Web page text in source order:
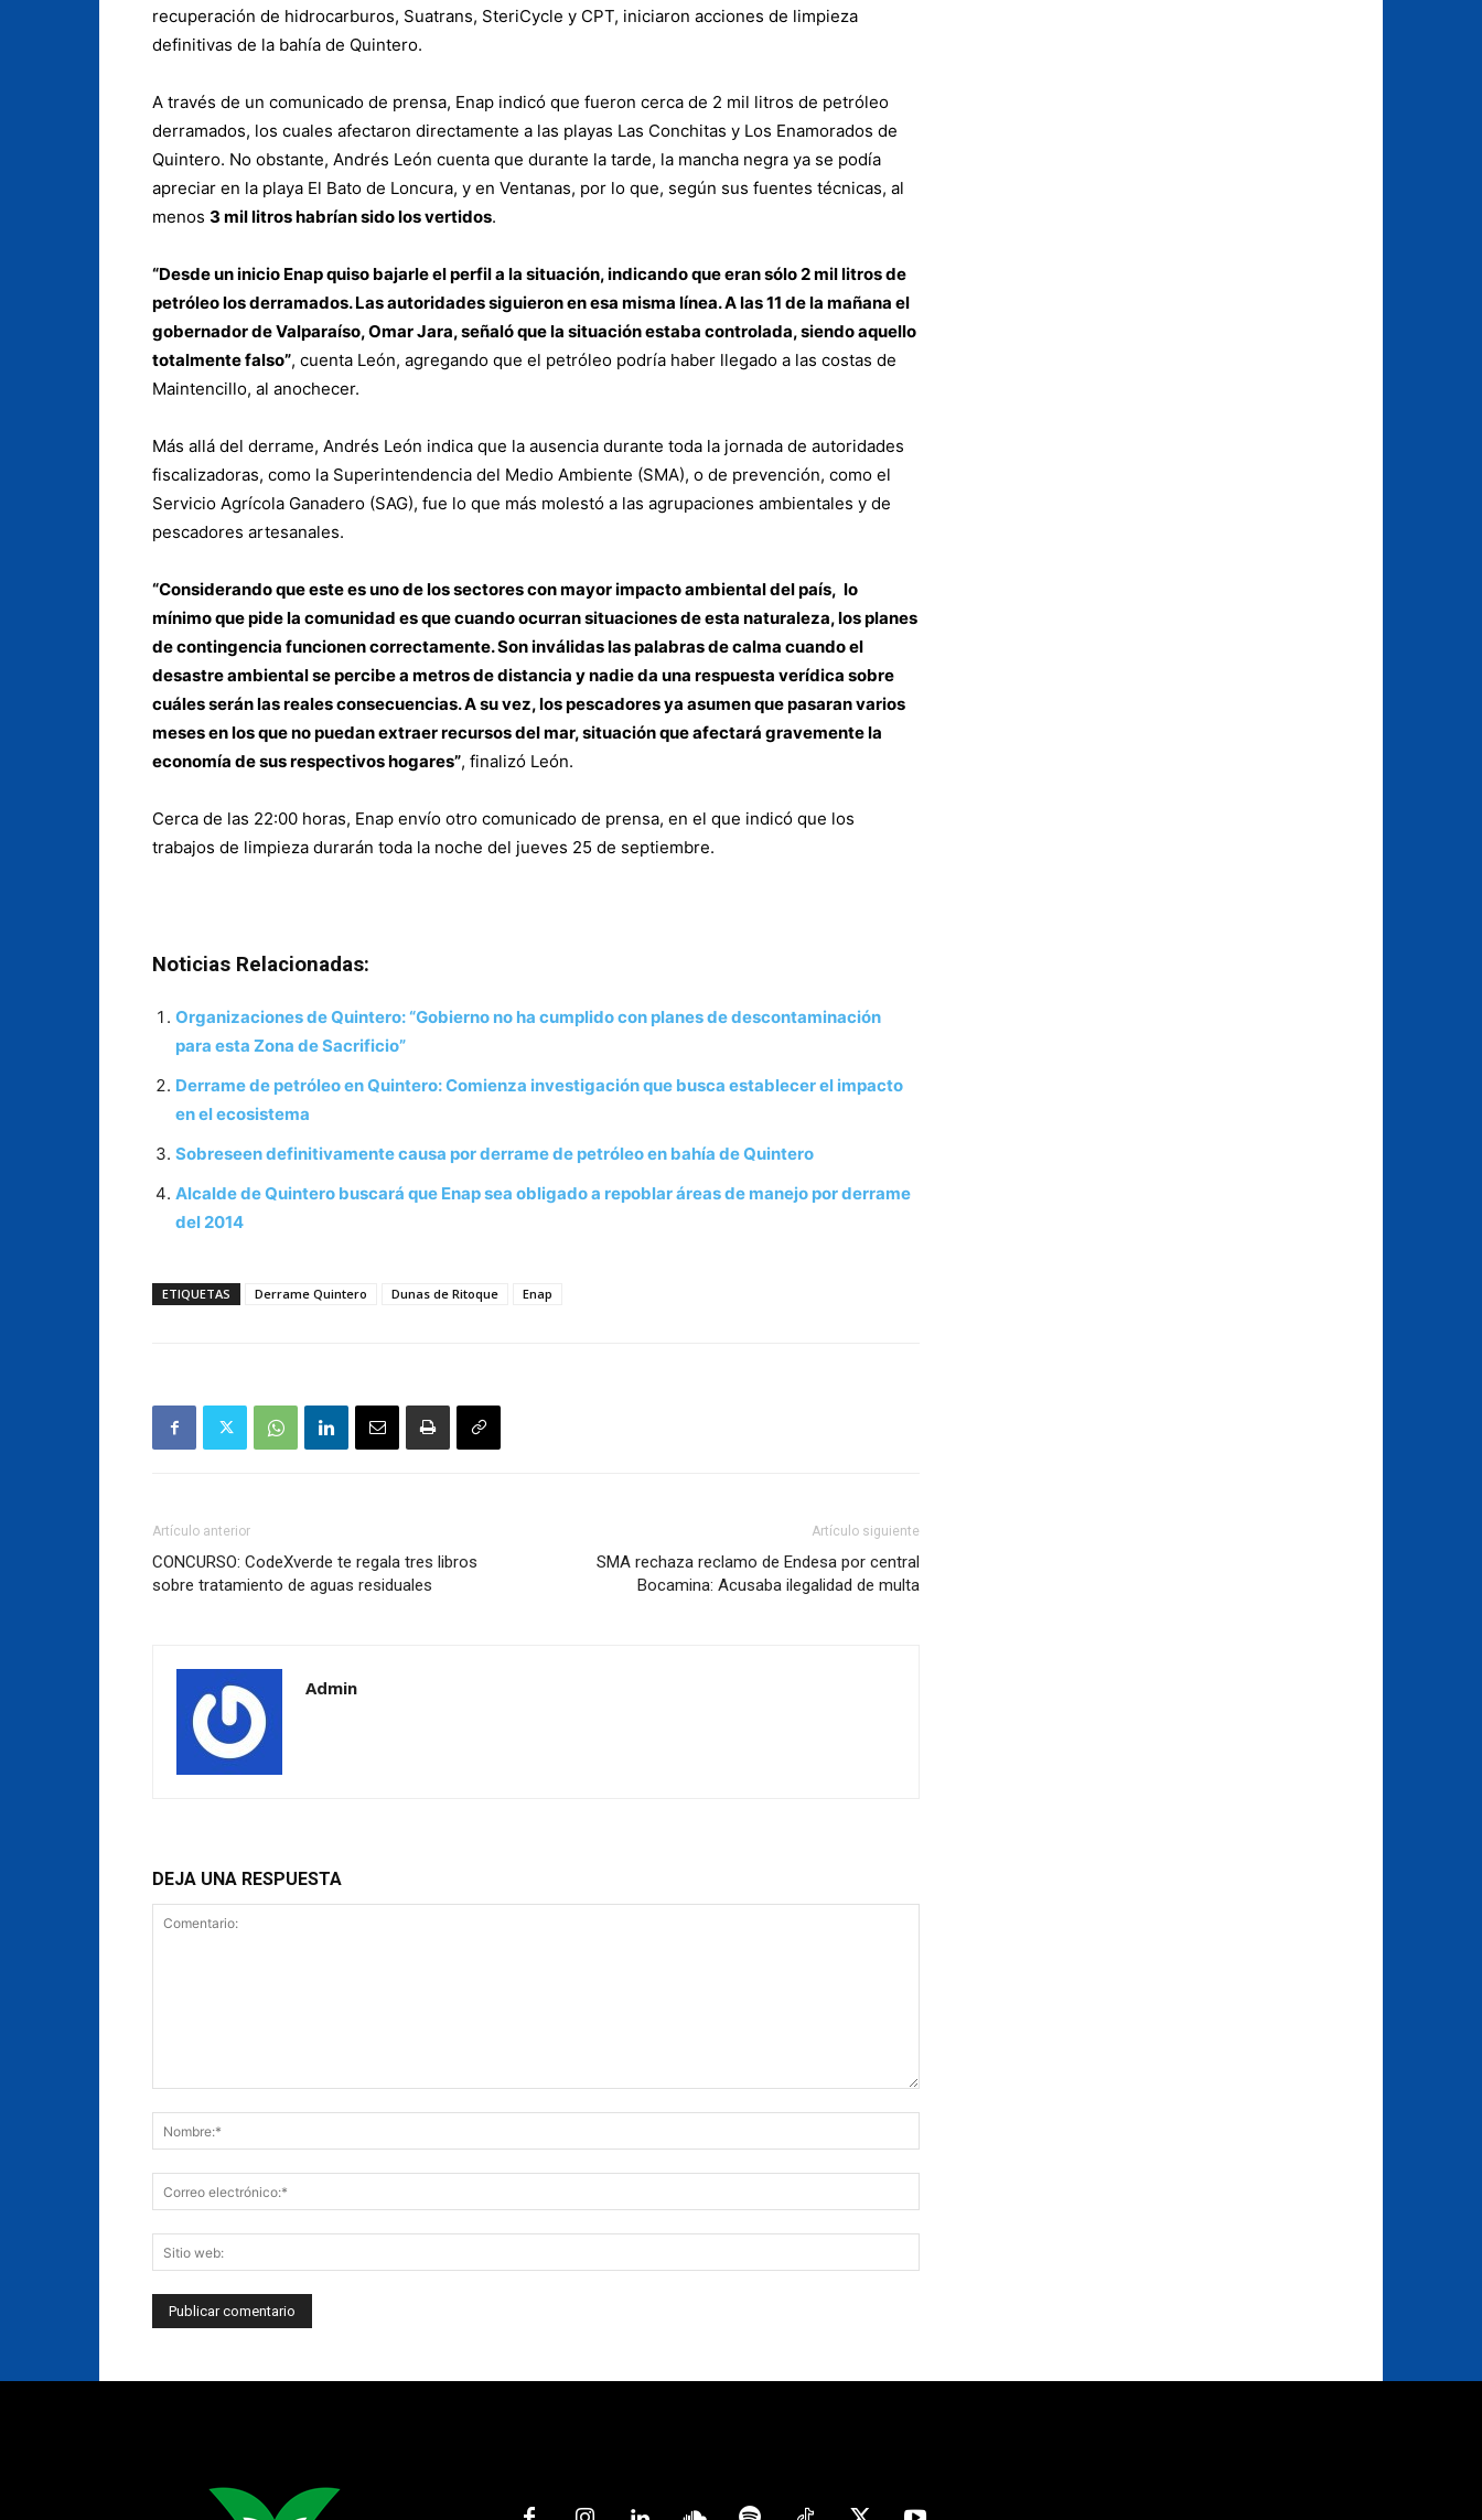
recuperación de hidrocarburos, Suatrans, SteriCycle y CPT, iniciaron acciones de limpieza
definitivas de la bahía de Quintero.
A través de un comunicado de prensa, Enap indicó que fueron cerca de 2 mil litros de petróleo
derramados, los cuales afectaron directamente a las playas Las Conchitas y Los Enamorados de
Quintero. No obstante, Andrés León cuenta que durante la tarde, la mancha negra ya se podía
apreciar en la playa El Bato de Loncura, y en Ventanas, por lo que, según sus fuentes técnicas, al
menos 3 mil litros habrían sido los vertidos.
“Desde un inicio Enap quiso bajarle el perfil a la situación, indicando que eran sólo 2 mil litros de
petróleo los derramados. Las autoridades siguieron en esa misma línea. A las 11 de la mañana el
gobernador de Valparaíso, Omar Jara, señaló que la situación estaba controlada, siendo aquello
totalmente falso”, cuenta León, agregando que el petróleo podría haber llegado a las costas de
Maintencillo, al anochecer.
Más allá del derrame, Andrés León indica que la ausencia durante toda la jornada de autoridades
fiscalizadoras, como la Superintendencia del Medio Ambiente (SMA), o de prevención, como el
Servicio Agrícola Ganadero (SAG), fue lo que más molestó a las agrupaciones ambientales y de
pescadores artesanales.
“Considerando que este es uno de los sectores con mayor impacto ambiental del país, lo
mínimo que pide la comunidad es que cuando ocurran situaciones de esta naturaleza, los planes
de contingencia funcionen correctamente. Son inválidas las palabras de calma cuando el
desastre ambiental se percibe a metros de distancia y nadie da una respuesta verídica sobre
cuáles serán las reales consecuencias. A su vez, los pescadores ya asumen que pasaran varios
meses en los que no puedan extraer recursos del mar, situación que afectará gravemente la
economía de sus respectivos hogares”, finalizó León.
Cerca de las 22:00 horas, Enap envío otro comunicado de prensa, en el que indicó que los
trabajos de limpieza durarán toda la noche del jueves 25 de septiembre.
Noticias Relacionadas:
Organizaciones de Quintero: “Gobierno no ha cumplido con planes de descontaminación
para esta Zona de Sacrificio”
Derrame de petróleo en Quintero: Comienza investigación que busca establecer el impacto
en el ecosistema
Sobreseen definitivamente causa por derrame de petróleo en bahía de Quintero
Alcalde de Quintero buscará que Enap sea obligado a repoblar áreas de manejo por derrame
del 2014
ETIQUETAS Derrame Quintero Dunas de Ritoque Enap
Artículo anterior
CONCURSO: CodeXverde te regala tres libros
sobre tratamiento de aguas residuales
Artículo siguiente
SMA rechaza reclamo de Endesa por central
Bocamina: Acusaba ilegalidad de multa
Admin
DEJA UNA RESPUESTA